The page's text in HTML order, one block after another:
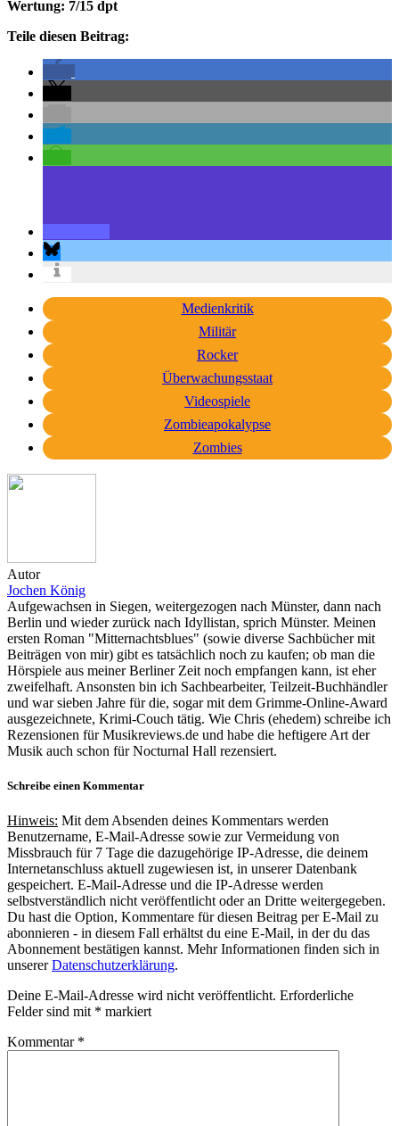
Wertung: 7/15 dpt
Teile diesen Beitrag:
Medienkritik
Militär
Rocker
Überwachungsstaat
Videospiele
Zombieapokalypse
Zombies
Autor
Jochen König
Aufgewachsen in Siegen, weitergezogen nach Münster, dann nach
Berlin und wieder zurück nach Idyllistan, sprich Münster. Meinen
ersten Roman "Mitternachtsblues" (sowie diverse Sachbücher mit
Beiträgen von mir) gibt es tatsächlich noch zu kaufen; ob man die
Hörspiele aus meiner Berliner Zeit noch empfangen kann, ist eher
zweifelhaft. Ansonsten bin ich Sachbearbeiter, Teilzeit-Buchhändler
und war sieben Jahre für die, sogar mit dem Grimme-Online-Award
ausgezeichnete, Krimi-Couch tätig. Wie Chris (ehedem) schreibe ich
Rezensionen für Musikreviews.de und habe die heftigere Art der
Musik auch schon für Nocturnal Hall rezensiert.
Schreibe einen Kommentar
Hinweis: Mit dem Absenden deines Kommentars werden
Benutzername, E-Mail-Adresse sowie zur Vermeidung von
Missbrauch für 7 Tage die dazugehörige IP-Adresse, die deinem
Internetanschluss aktuell zugewiesen ist, in unserer Datenbank
gespeichert. E-Mail-Adresse und die IP-Adresse werden
selbstverständlich nicht veröffentlicht oder an Dritte weitergegeben.
Du hast die Option, Kommentare für diesen Beitrag per E-Mail zu
abonnieren - in diesem Fall erhältst du eine E-Mail, in der du das
Abonnement bestätigen kannst. Mehr Informationen finden sich in
unsererDatenschutzerklärung.
Deine E-Mail-Adresse wird nicht veröffentlicht. Erforderliche
Felder sind mit * markiert
Kommentar *